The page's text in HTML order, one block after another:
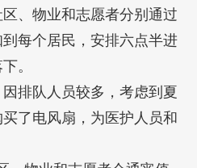
、物业和志愿者分别通过
每个居民，安排六点半进
。
排队人员较多，考虑到夏
了电风扇，为医护人员和